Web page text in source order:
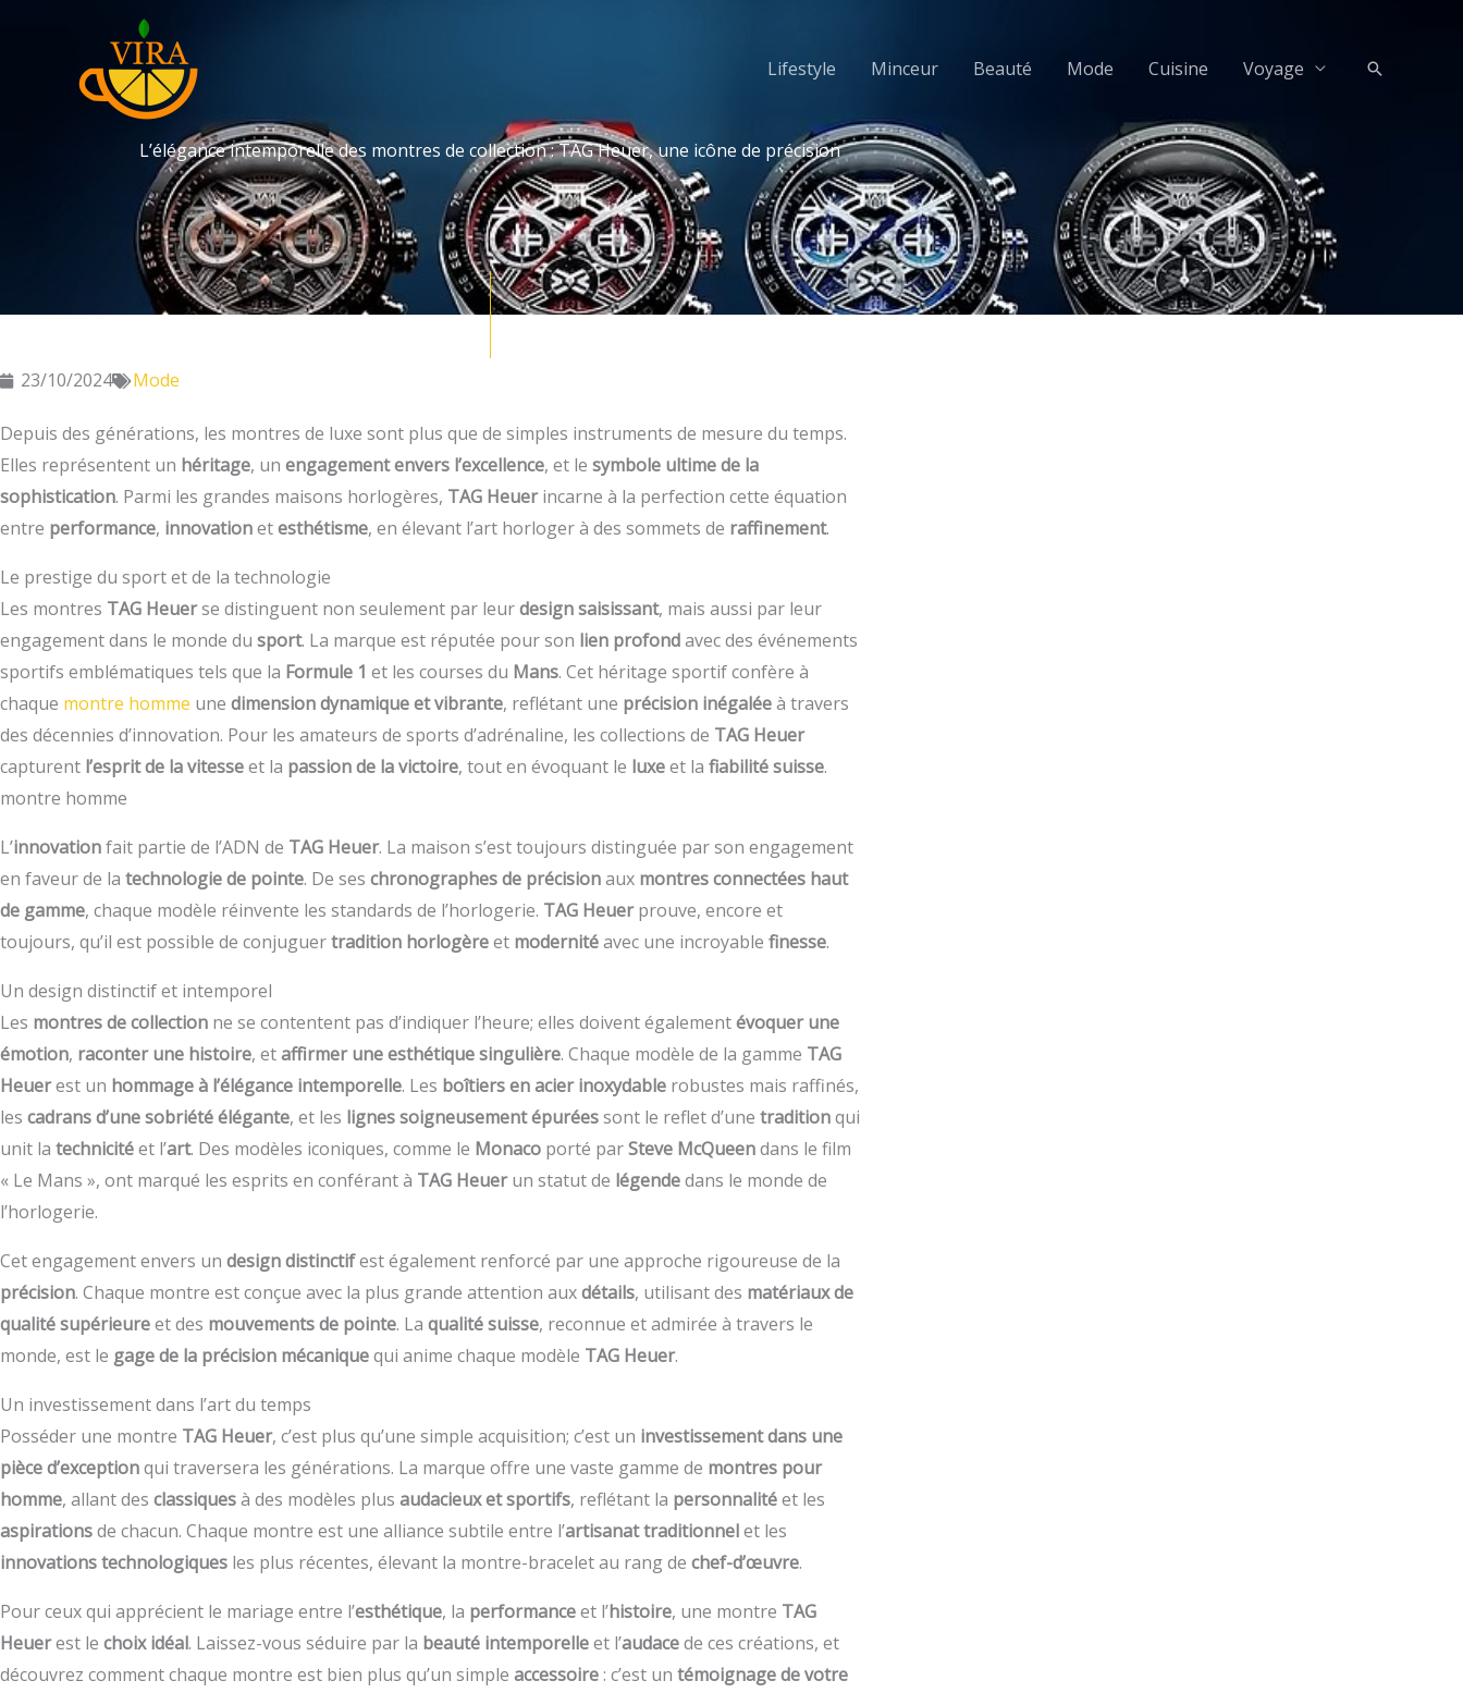
Lifestyle Minceur Beauté Mode Cuisine Voyage
L’élégance intemporelle des montres de collection : TAG Heuer, une icône de précision
23/10/2024 Mode
Depuis des générations, les montres de luxe sont plus que de simples instruments de mesure du temps.
Elles représentent un héritage, un engagement envers l’excellence, et le symbole ultime de la
sophistication. Parmi les grandes maisons horlogères, TAG Heuerincarne à la perfection cette équation
entre performance, innovationetesthétisme, en élevant l’art horloger à des sommets de raffinement.
Le prestige du sport et de la technologie
Les montres TAG Heuerse distinguent non seulement par leurdesign saisissant, mais aussi par leur
engagement dans le monde du sport. La marque est réputée pour son lien profondavec des événements
sportifs emblématiques tels que la Formule 1 et les courses du Mans. Cet héritage sportif confère à
chaque montre homme une dimension dynamique et vibrante, reflétant une précision inégaléeà travers
des décennies d’innovation. Pour les amateurs de sports d’adrénaline, les collections de TAG Heuer
capturent l’esprit de la vitesseet la passion de la victoire, tout en évoquant le luxeet la fiabilité suisse.
montre homme
L’innovationfait partie de l’ADN de TAG Heuer. La maison s’est toujours distinguée par son engagement
en faveur de la technologie de pointe. De ses chronographes de précisionaux montres connectées haut
de gamme, chaque modèle réinvente les standards de l’horlogerie. TAG Heuerprouve, encore et
toujours, qu’il est possible de conjuguertradition horlogèreet modernitéavec une incroyable finesse.
Un design distinctif et intemporel
Les montres de collection ne se contentent pas d’indiquer l’heure; elles doivent égalementévoquer une
émotion, raconter une histoire, etaffirmer une esthétique singulière. Chaque modèle de la gamme TAG
Heuerest un hommage à l’élégance intemporelle. Les boîtiers en acier inoxydable robustes mais raffinés,
les cadrans d’une sobriété élégante, et les lignes soigneusement épuréessont le reflet d’une traditionqui
unit la technicitéet l’art. Des modèles iconiques, comme le Monaco porté parSteve McQueendans le film
« Le Mans », ont marqué les esprits en conférant à TAG Heuerun statut de légendedans le monde de
l’horlogerie.
Cet engagement envers un design distinctifest également renforcé par une approche rigoureuse de la
précision. Chaque montre est conçue avec la plus grande attention auxdétails, utilisant des matériaux de
qualité supérieureet des mouvements de pointe. La qualité suisse, reconnue et admirée à travers le
monde, est le gage de la précision mécaniquequi anime chaque modèle TAG Heuer.
Un investissement dans l’art du temps
Posséder une montre TAG Heuer, c’est plus qu’une simple acquisition; c’est un investissement dans une
pièce d’exceptionqui traversera les générations. La marque offre une vaste gamme de montres pour
homme, allant des classiquesà des modèles plus audacieux et sportifs, reflétant la personnalitéet les
aspirationsde chacun. Chaque montre est une alliance subtile entre l’artisanat traditionnelet les
innovations technologiques les plus récentes, élevant la montre-bracelet au rang de chef-d’œuvre.
Pour ceux qui apprécient le mariage entre l’esthétique, la performanceet l’histoire, une montre TAG
Heuerest le choix idéal. Laissez-vous séduire par la beauté intemporelleet l’audacede ces créations, et
découvrez comment chaque montre est bien plus qu’un simple accessoire : c’est un témoignage de votre